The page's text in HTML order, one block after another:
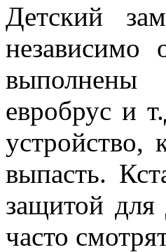
Детский
независимо
выполнены
евробрус и
устройство,
выпасть.
защитой
часто